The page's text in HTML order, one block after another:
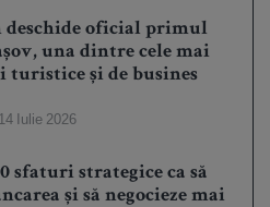
deschide oficial primul
una dintre cele mai
turistice și de busines
14 Iulie 2026
sfaturi strategice ca să
și să negocieze mai